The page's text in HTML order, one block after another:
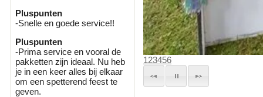
Pluspunten
-Snelle en goede service!!
Pluspunten
-Prima service en vooral de
pakketten zijn ideaal. Nu heb
je in een keer alles bij elkaar
om een spetterend feest te
geven.
123456